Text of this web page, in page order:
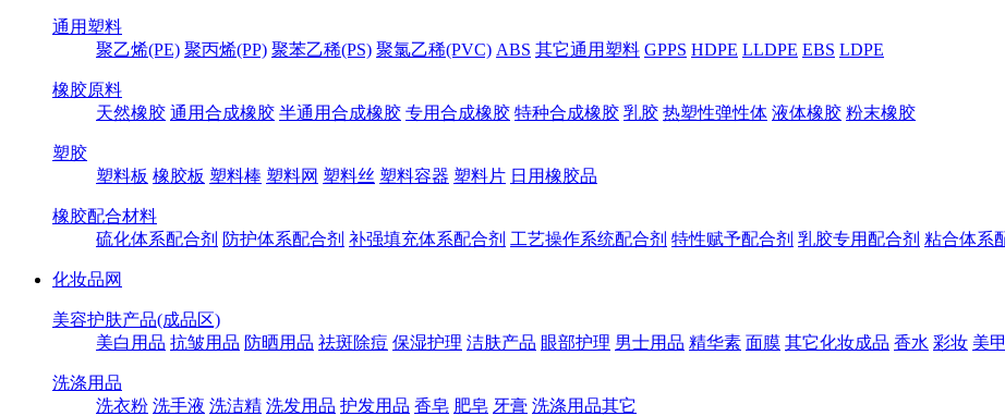
通用塑料
聚乙烯(PE) 聚丙烯(PP) 聚苯乙稀(PS) 聚氯乙稀(PVC) ABS 其它通用塑料 GPPS HDPE LLDPE EBS LDPE
橡胶原料
天然橡胶 通用合成橡胶 半通用合成橡胶 专用合成橡胶 特种合成橡胶 乳胶 热塑性弹性体 液体橡胶 粉末橡胶
塑胶
塑料板 橡胶板 塑料棒 塑料网 塑料丝 塑料容器 塑料片 日用橡胶品
橡胶配合材料
硫化体系配合剂 防护体系配合剂 补强填充体系配合剂 工艺操作系统配合剂 特性赋予配合剂 乳胶专用配合剂 粘合体系
化妆品网
美容护肤产品(成品区)
美白用品 抗皱用品 防晒用品 祛斑除痘 保湿护理 洁肤产品 眼部护理 男士用品 精华素 面膜 其它化妆成品 香水 彩妆 美
洗涤用品
洗衣粉 洗手液 洗洁精 洗发用品 护发用品 香皂 肥皂 牙膏 洗涤用品其它